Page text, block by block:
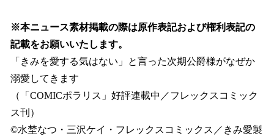
※本ニュース素材掲載の際は原作表記および権利表記の
記載をお願いいたします。
「きみを愛する気はない」と言った次期公爵様がなぜか
溺愛してきます
（「COMICポラリス」好評連載中／フレックスコミック
ス刊）
©水埜なつ・三沢ケイ・フレックスコミックス／きみ愛製